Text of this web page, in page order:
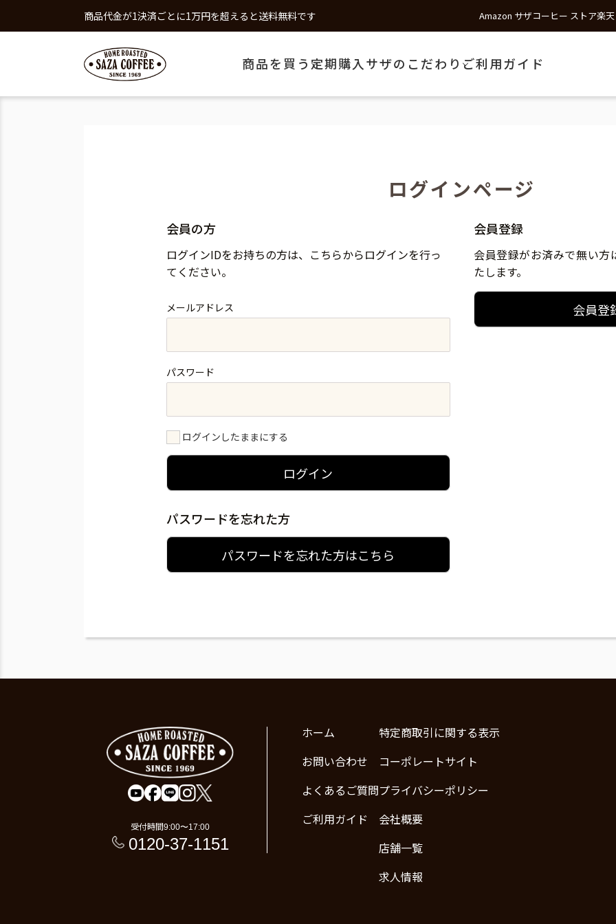
商品代金が1決済ごとに1万円を超えると送料無料です Amazon サザコーヒー ストア楽
商品を買う 定期購入 サザのこだわり ご利用ガイド
ログインページ
会員の方
ログインIDをお持ちの方は、こちらからログインを行っ
てください。
メールアドレス
パスワード
ログインしたままにする
ログイン
パスワードを忘れた方
パスワードを忘れた方はこちら
会員登録
会員登録がお済みで無い
たします。
会員登
受付時間9:00〜17:00
0120-37-1151
ホーム
お問い合わせ
よくあるご質問
ご利用ガイド
特定商取引に関する表示
コーポレートサイト
プライバシーポリシー
会社概要
店舗一覧
求人情報